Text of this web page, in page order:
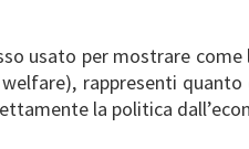
usato per mostrare
rappresenti
la politica